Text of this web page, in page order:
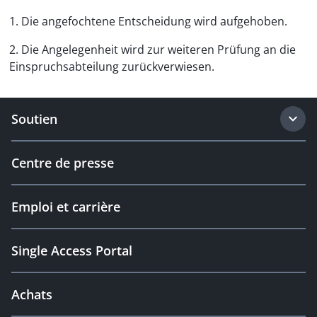
1. Die angefochtene Entscheidung wird aufgehoben.
2. Die Angelegenheit wird zur weiteren Prüfung an die
Einspruchsabteilung zurückverwiesen.
Soutien
Centre de presse
Emploi et carrière
Single Access Portal
Achats